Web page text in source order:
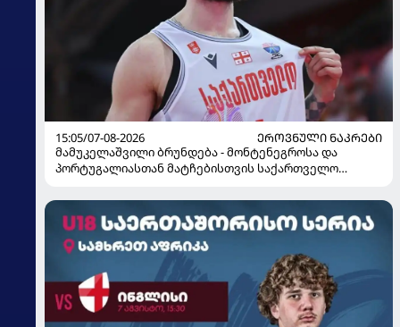
15:05/07-08-2026
ᲔᲠᲝᲕᲜᲣᲚᲘ ᲜᲐᲙᲠᲔᲑᲘ
მამუკელაშვილი ბრუნდება - მონტენეგროსა და
პორტუგალიასთან მატჩებისთვის საქართველო